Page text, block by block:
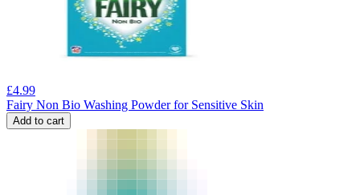
£4.99
Fairy Non Bio Washing Powder for Sensitive Skin
Add to cart